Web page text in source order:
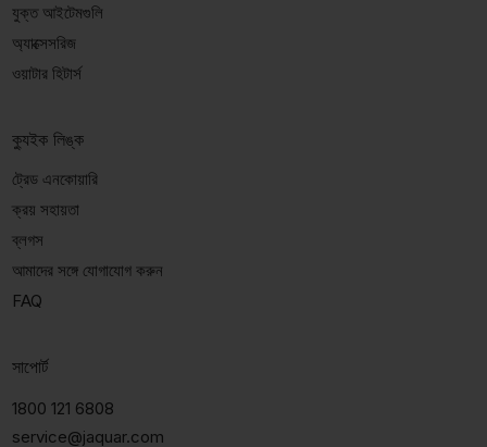
যুক্ত আইটেমগুলি
অ্যাক্সেসরিজ
ওয়াটার হিটার্স
ক্যুইক লিঙ্ক
ট্রেড এনকোয়ারি
ক্রয় সহায়তা
ব্লগস
আমাদের সঙ্গে যোগাযোগ করুন
FAQ
সাপোর্ট
1800 121 6808
service@jaquar.com